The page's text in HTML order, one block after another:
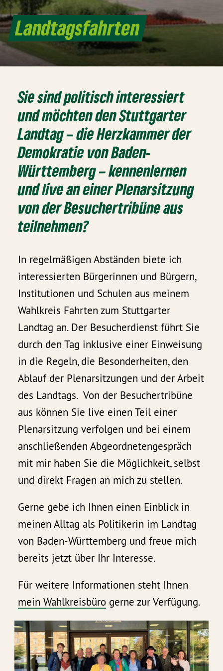
Landtagsfahrten
Sie sind politisch interessiert
und möchten den Stuttgarter
Landtag – dieHerzkammer der
Demokratie von Baden-
Württemberg– kennenlernen
und live an einer Plenarsitzung
von der Besuchertribüne aus
teilnehmen?
In regelmäßigen Abständen biete ich
interessierten Bürgerinnen und Bürgern,
Institutionen und Schulen aus meinem
Wahlkreis Fahrten zum Stuttgarter
Landtag an. Der Besucherdienst führt Sie
durch den Tag inklusive einer Einweisung
in die Regeln, die Besonderheiten, den
Ablauf der Plenarsitzungen und der Arbeit
des Landtags. Von der Besuchertribüne
aus können Sie live einen Teil einer
Plenarsitzung verfolgen und bei einem
anschließenden Abgeordnetengespräch
mit mir haben Sie die Möglichkeit, selbst
und direkt Fragen an mich zu stellen.
Gerne gebe ich Ihnen einen Einblick in
meinen Alltag als Politikerin im Landtag
von Baden-Württemberg und freue mich
bereits jetzt über Ihr Interesse.
Für weitere Informationen steht Ihnen
mein Wahlkreisbüro gerne zur Verfügung.